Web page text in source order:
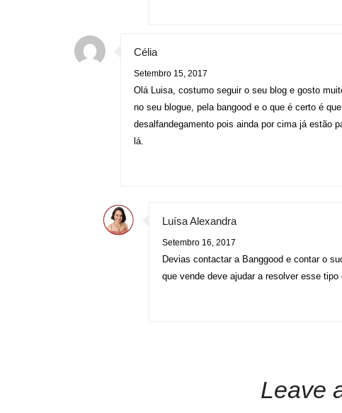
Célia
Setembro 15, 2017
Olá Luisa, costumo seguir o seu blog e gosto
no seu blogue, pela bangood e o que é certo é
desalfandegamento pois ainda por cima já estão
lá.
Luísa Alexandra
Setembro 16, 2017
Devias contactar a Banggood e contar o
que vende deve ajudar a resolver esse
Leave